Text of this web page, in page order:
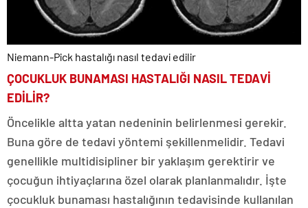
Niemann-Pick hastalığı nasıl tedavi edilir
ÇOCUKLUK BUNAMASI HASTALIĞI NASIL TEDAVİ
EDİLİR?
Öncelikle altta yatan nedeninin belirlenmesi gerekir.
Buna göre de tedavi yöntemi şekillenmelidir. Tedavi
genellikle multidisipliner bir yaklaşım gerektirir ve
çocuğun ihtiyaçlarına özel olarak planlanmalıdır. İşte
çocukluk bunaması hastalığının tedavisinde kullanılan